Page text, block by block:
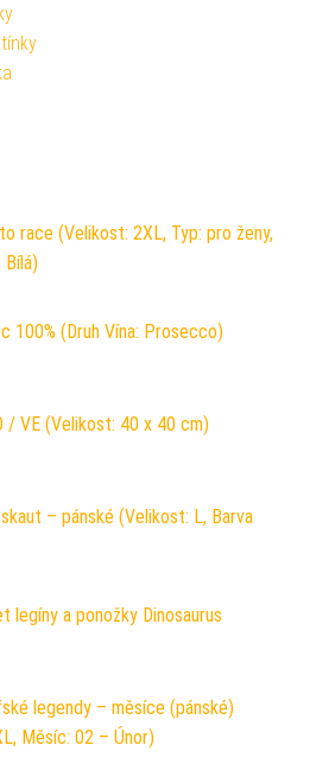
race (Velikost: 2XL, Typ: pro ženy,
Bílá)
100% (Druh Vína: Prosecco)
/ VE (Velikost: 40 x 40 cm)
– pánské (Velikost: L, Barva
legíny a ponožky Dinosaurus
legendy – měsíce (pánské)
Měsíc: 02 – Únor)